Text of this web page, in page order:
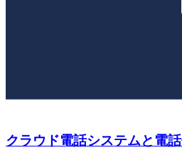
クラウド電話システムと電